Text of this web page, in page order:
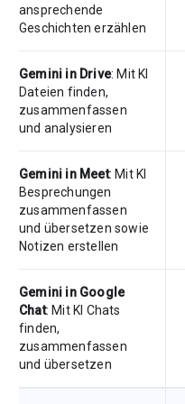
ansprechende
Geschichten erzählen
Gemini in Drive: Mit KI
Dateien finden,
zusammenfassen
und analysieren
Gemini in Meet: Mit KI
Besprechungen
zusammenfassen
und übersetzen sowie
Notizen erstellen
Gemini in Google
Chat: Mit KI Chats
finden,
zusammenfassen
und übersetzen